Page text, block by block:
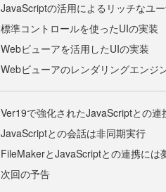
JavaScriptの活用によるリッチなユ
標準コントロールを使ったUIの実装
Webビューアを活用したUIの実装
Webビューアのレンダリングエンジ
Ver19で強化されたJavaScriptとの連
JavaScriptとの会話は非同期実行
FileMakerとJavaScriptとの連携には
次回の予告